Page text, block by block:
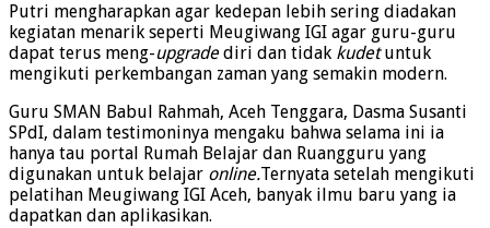
Putri mengharapkan agar kedepan lebih sering diadakan
kegiatan menarik seperti Meugiwang IGI agar guru-guru
dapat terus meng-upgradediri dan tidak kudetuntuk
mengikuti perkembangan zaman yang semakin modern.
Guru SMAN Babul Rahmah, Aceh Tenggara, Dasma Susanti
SPdI, dalam testimoninya mengaku bahwa selama ini ia
hanya tau portal Rumah Belajar dan Ruangguru yang
digunakan untuk belajar online.Ternyata setelah mengikuti
pelatihan Meugiwang IGI Aceh, banyak ilmu baru yang ia
dapatkan dan aplikasikan.